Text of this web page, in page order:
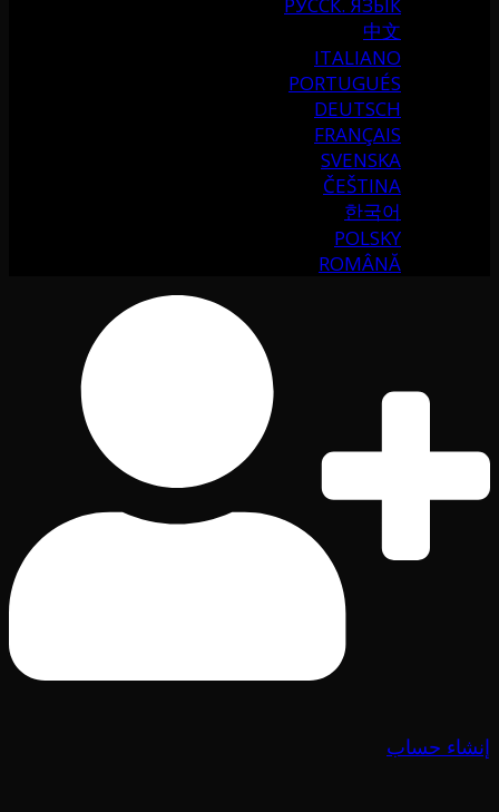
中文
ITALIANO
PORTUGUÉS
DEUTSCH
FRANÇAIS
SVENSKA
ČEŠTINA
한국어
POLSKY
ROMÂNĂ
إنشاء حساب